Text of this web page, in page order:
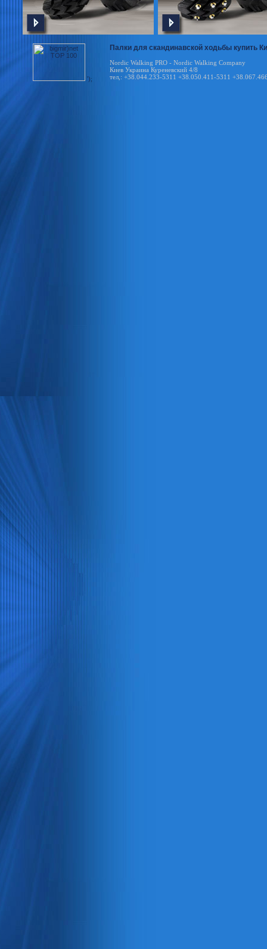
');
Палки для скандинавской ходьбы купить
Nordic Walking PRO - Nordic Walking Company
Киев Украина Куреневский 4/8
тел,: +38.044.233-5311 +38.050.411-5311